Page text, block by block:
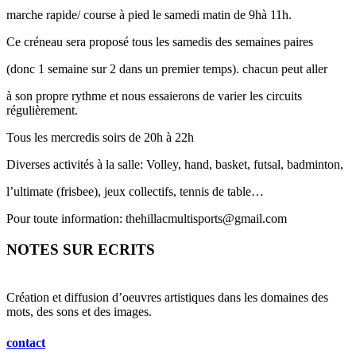
marche rapide/ course à pied le samedi matin de 9hà 11h.
Ce créneau sera proposé tous les samedis des semaines paires
(donc 1 semaine sur 2 dans un premier temps). chacun peut aller
à son propre rythme et nous essaierons de varier les circuits
régulièrement.
Tous les mercredis soirs de 20h à 22h
Diverses activités à la salle: Volley, hand, basket, futsal, badminton,
l’ultimate (frisbee), jeux collectifs, tennis de table…
Pour toute information: thehillacmultisports@gmail.com
NOTES SUR ECRITS
Création et diffusion d’oeuvres artistiques dans les domaines des
mots, des sons et des images.
contact